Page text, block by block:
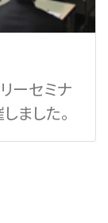
ーセミナ
ました。